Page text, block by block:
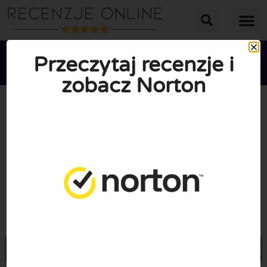

Przeczytaj recenzje i
zobacz Norton